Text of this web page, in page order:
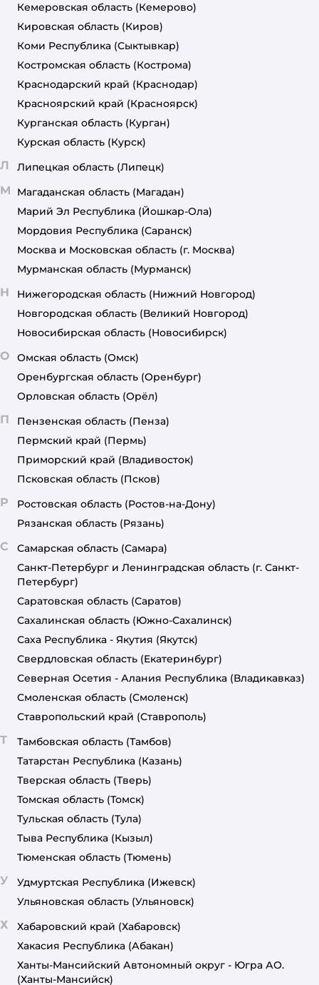
Кемеровская область (Кемерово)
Кировская область (Киров)
Коми Республика (Сыктывкар)
Костромская область (Кострома)
Краснодарский край (Краснодар)
Красноярский край (Красноярск)
Курганская область (Курган)
Курская область (Курск)
Л Липецкая область (Липецк)
М Магаданская область (Магадан)
Марий Эл Республика (Йошкар-Ола)
Мордовия Республика (Саранск)
Москва и Московская область (г. Москва)
Мурманская область (Мурманск)
Н Нижегородская область (Нижний Новгород)
Новгородская область (Великий Новгород)
Новосибирская область (Новосибирск)
О Омская область (Омск)
Оренбургская область (Оренбург)
Орловская область (Орёл)
П Пензенская область (Пенза)
Пермский край (Пермь)
Приморский край (Владивосток)
Псковская область (Псков)
Р Ростовская область (Ростов-на-Дону)
Рязанская область (Рязань)
С Самарская область (Самара)
Санкт-Петербург и Ленинградская область (г. Санкт-
Петербург)
Саратовская область (Саратов)
Сахалинская область (Южно-Сахалинск)
Саха Республика - Якутия (Якутск)
Свердловская область (Екатеринбург)
Северная Осетия - Алания Республика (Владикавказ)
Смоленская область (Смоленск)
Ставропольский край (Ставрополь)
Т Тамбовская область (Тамбов)
Татарстан Республика (Казань)
Тверская область (Тверь)
Томская область (Томск)
Тульская область (Тула)
Тыва Республика (Кызыл)
Тюменская область (Тюмень)
У Удмуртская Республика (Ижевск)
Ульяновская область (Ульяновск)
Х Хабаровский край (Хабаровск)
Хакасия Республика (Абакан)
Ханты-Мансийский Автономный округ - Югра АО.
(Ханты-Мансийск)